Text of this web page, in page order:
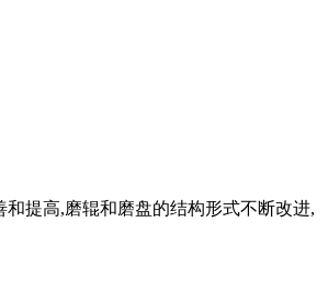
提高,磨辊和磨盘的结构形式不断改进,